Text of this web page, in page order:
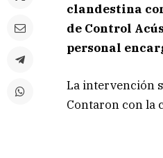
clandestina
de Control
personal
La intervención
Contaron con la